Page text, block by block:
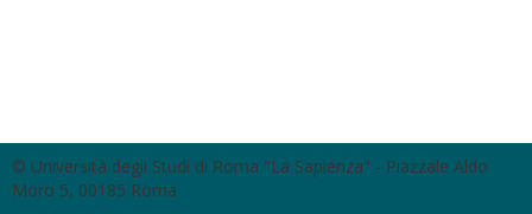
© Università degli Studi di Roma "La Sapienza" - Piazzale Aldo
Moro 5, 00185 Roma